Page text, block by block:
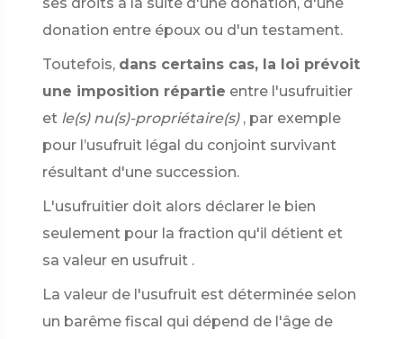
donation entre époux ou d'un testament.
Toutefois, dans certains cas, la loi prévoit
une imposition répartie entre l'usufruitier
et le(s) nu(s)-propriétaire(s) , par exemple
pour l’usufruit légal du conjoint survivant
résultant d'une succession.
L'usufruitier doit alors déclarer le bien
seulement pour la fraction qu'il détient et
sa valeur en usufruit .
La valeur de l'usufruit est déterminée selon
un barême fiscal qui dépend de l'âge de